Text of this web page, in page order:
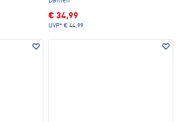
€ 34,99
UVP* € 44,99